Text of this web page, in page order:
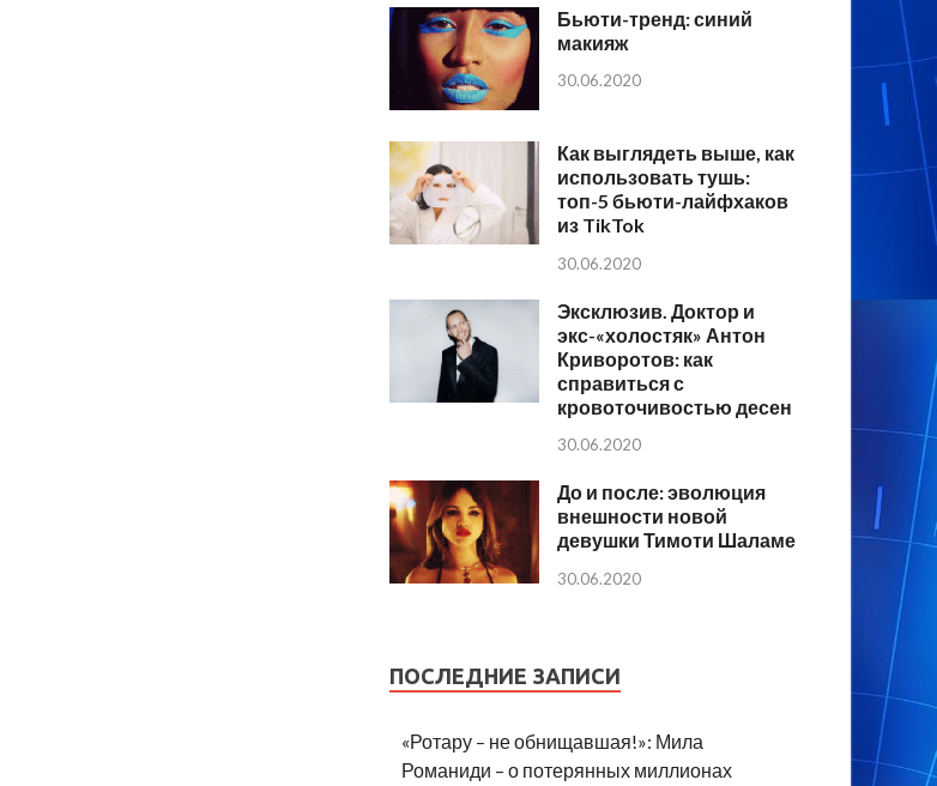
Бьюти-тренд: синий
макияж
30.06.2020
Как выглядеть выше, как
использовать тушь:
топ-5 бьюти-лайфхаков
из TikTok
30.06.2020
Эксклюзив. Доктор и
экс-«холостяк» Антон
Криворотов: как
справиться с
кровоточивостью десен
30.06.2020
До и после: эволюция
внешности новой
девушки Тимоти Шаламе
30.06.2020
ПОСЛЕДНИЕ ЗАПИСИ
«Ротару – не обнищавшая!»: Мила
Романиди – о потерянных миллионах